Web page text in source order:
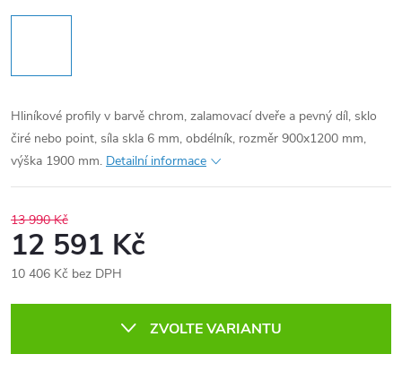
Hliníkové profily v barvě chrom, zalamovací dveře a pevný díl, sklo
čiré nebo point, síla skla 6 mm, obdélník, rozměr 900x1200 mm,
výška 1900 mm. Detailní informace
13 990 Kč
12 591 Kč
10 406 Kč bez DPH
ZVOLTE VARIANTU